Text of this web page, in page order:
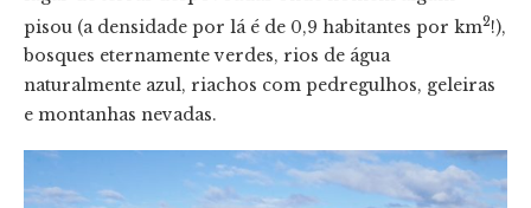
pisou (a densidade por lá é de 0,9 habitantes por km2!),
bosques eternamente verdes, rios de água
naturalmente azul, riachos com pedregulhos, geleiras
e montanhas nevadas.